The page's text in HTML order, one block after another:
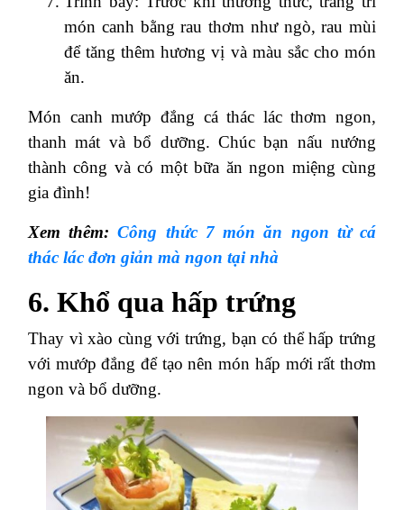
món canh bằng rau thơm như ngò, rau mùi
để tăng thêm hương vị và màu sắc cho món
ăn.
Món canh mướp đắng cá thác lác thơm ngon,
thanh mát và bổ dưỡng. Chúc bạn nấu nướng
thành công và có một bữa ăn ngon miệng cùng
gia đình!
Xem thêm:Công thức 7 món ăn ngon từ cá
thác lác đơn giản mà ngon tại nhà
6. Khổ qua hấp trứng
Thay vì xào cùng với trứng, bạn có thể hấp trứng
với mướp đắng để tạo nên món hấp mới rất thơm
ngon và bổ dưỡng.